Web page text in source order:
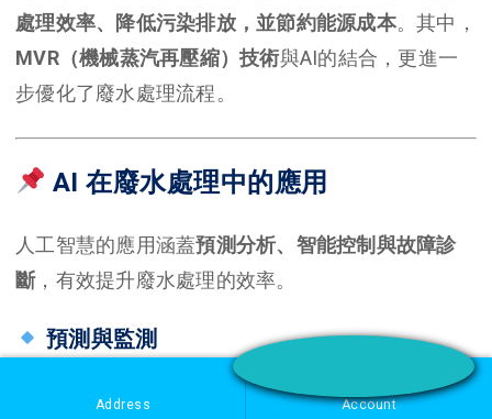
Address Account
處理效率、降低污染排放，並節約能源成本。其中，
MVR（機械蒸汽再壓縮）技術與AI的結合，更進一
步優化了廢水處理流程。
AI 在廢水處理中的應用
人工智慧的應用涵蓋預測分析、智能控制與故障診
斷，有效提升廢水處理的效率。
預測與監測
AI 分析歷史數據與即時參數，可預測廢水排放量